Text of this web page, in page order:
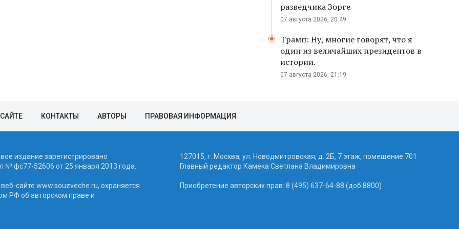
разведчика Зорге
07 августа 2026, 20:49
Трамп: Ну, многие говорят, что я
один из величайших президентов в
истории.
07 августа 2026, 21:19
КОНТАКТЫ АВТОРЫ ПРАВОВАЯ ИНФОРМАЦИЯ
издание зарегистрировано
№ фc77-52606 от 25 января 2013 года.
сайте www.souzveche.ru, охраняется
РФ об авторском праве и
127015, г. Москва, ул. Новодмитровская, д. 2Б, 7 этаж, помещение 701
Главный редактор Камека Светлана Владимировна
Приобретение авторских прав: 8 (495) 637-64-88 (доб.8800)